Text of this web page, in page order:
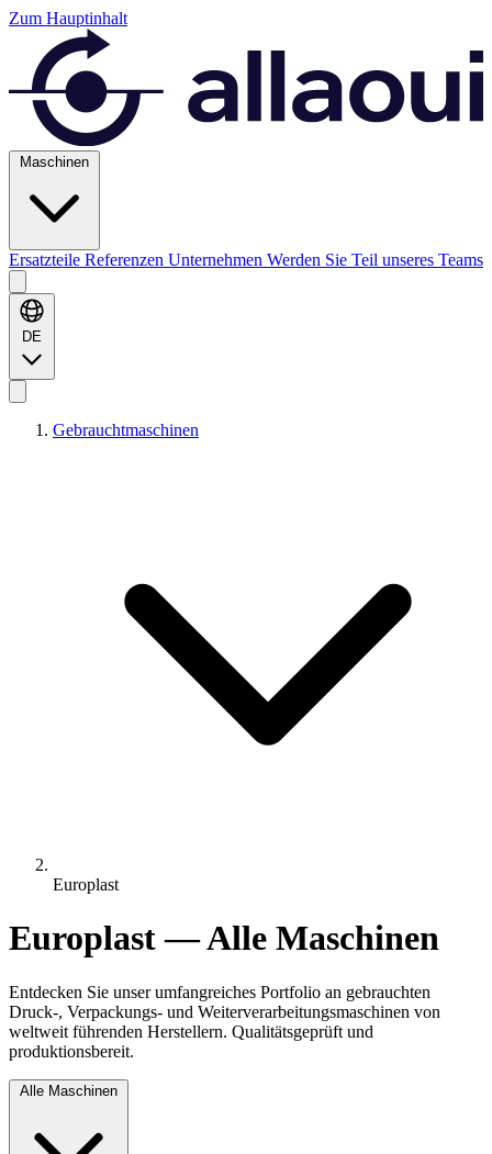
Zum Hauptinhalt
Maschinen
Ersatzteile Referenzen Unternehmen Werden Sie Teil unseres Teams
DE
Gebrauchtmaschinen
Europlast
Europlast — Alle Maschinen
Entdecken Sie unser umfangreiches Portfolio an gebrauchten
Druck-, Verpackungs- und Weiterverarbeitungsmaschinen von
weltweit führenden Herstellern. Qualitätsgeprüft und
produktionsbereit.
Alle Maschinen